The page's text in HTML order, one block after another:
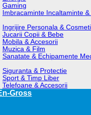
Gaming
Imbracaminte Incaltaminte
Ingrijire Personala &
Jucarii Copii & Bebe
Mobila & Accesorii
Muzica & Film
Sanatate & Echipamente
Siguranta & Protectie
Sport & Timp Liber
Telefoane & Accesorii
Gross